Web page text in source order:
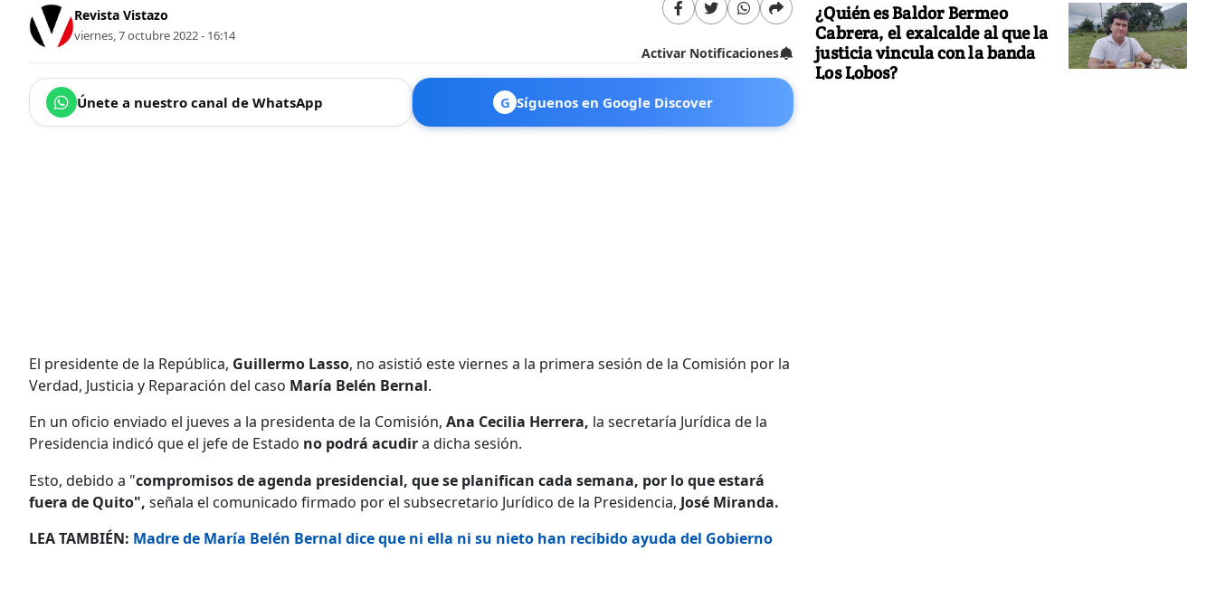
Revista Vistazo
viernes, 7 octubre 2022 - 16:14
Activar Notificaciones
Únete a nuestro canal de WhatsApp G Síguenos en Google Discover
El presidente de la República, Guillermo Lasso, no asistió este viernes a la primera sesión de la Comisión por la
Verdad, Justicia y Reparación del caso María Belén Bernal.
En un oficio enviado el jueves a la presidenta de la Comisión, Ana Cecilia Herrera, la secretaría Jurídica de la
Presidencia indicó que el jefe de Estado no podrá acudira dicha sesión.
Esto, debido a "compromisos de agenda presidencial, que se planifican cada semana, por lo que estará
fuera de Quito", señala el comunicado firmado por el subsecretario Jurídico de la Presidencia, José Miranda.
LEA TAMBIÉN: Madre de María Belén Bernal dice que ni ella ni su nieto han recibido ayuda del Gobierno
¿Quién es Baldor Bermeo
Cabrera, el exalcalde al que la
justicia vincula con la banda
Los Lobos?